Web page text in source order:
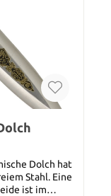
Dolch hat
Stahl. Eine
ist im